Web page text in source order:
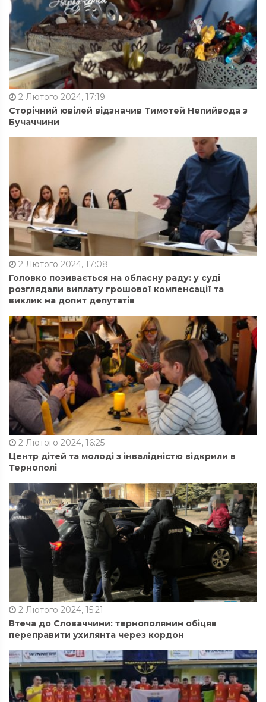
2 Лютого 2024, 17:19
Сторічний ювілей відзначив Тимотей Непийвода з
Бучаччини
2 Лютого 2024, 17:08
Головко позивається на обласну раду: у суді
розглядали виплату грошової компенсації та
виклик на допит депутатів
2 Лютого 2024, 16:25
Центр дітей та молоді з інвалідністю відкрили в
Тернополі
2 Лютого 2024, 15:21
Втеча до Словаччини: тернополянин обіцяв
переправити ухилянта через кордон